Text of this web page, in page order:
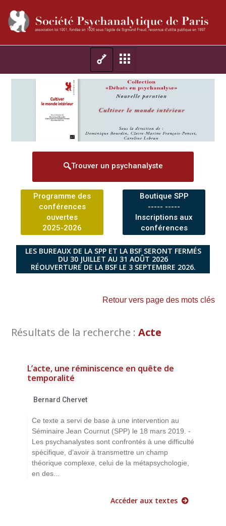
Trouver un psychanalyste
Programme des
conférences
ouvertes
2025-2026
Boutique SPP
----- -----
Inscriptions aux
conférences
LES BUREAUX DE LA SPP ET LA BSF SERONT FERMÉS
DU 30 JUILLET AU 31 AOÛT 2026
RÉOUVERTURE DE LA BSF LE 3 SEPTEMBRE 2026.
Retour vers page des mots clés
Résultats de la recherche : Acte
L’acte, une réminiscence en quête de
temporalité
Bernard Chervet
Ce texte a servi de base à une intervention au
Séminaire Jean Cournut (SPP) le 18 mars 2019. -
Les psychanalystes sont confrontés à une difficulté
spécifique, d’avoir à transmettre un champ
théorique complexe, celui de la métapsychologie,
en des...
Accéder aux textes